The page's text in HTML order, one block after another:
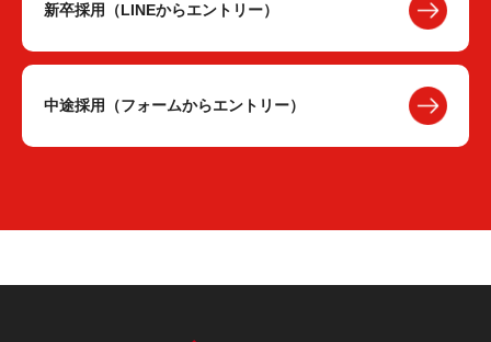
新卒採用（LINEからエントリー）
中途採用（フォームからエントリー）